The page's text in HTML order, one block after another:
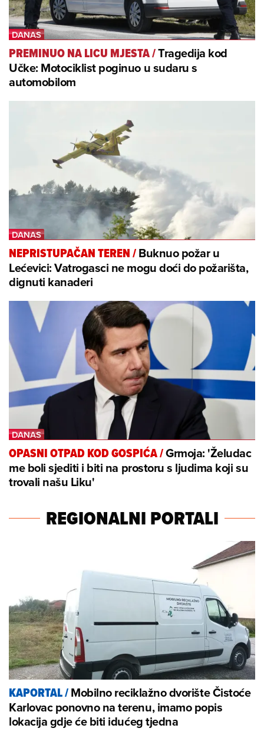
PREMINUO NA LICU MJESTA/Tragedija kod
Učke: Motociklist poginuo u sudaru s
automobilom
NEPRISTUPAČAN TEREN/Buknuo požar u
Lećevici: Vatrogasci ne mogu doći do požarišta,
dignuti kanaderi
OPASNI OTPAD KOD GOSPIĆA/Grmoja: 'Želudac
me boli sjediti i biti na prostoru s ljudima koji su
trovali našu Liku'
REGIONALNI PORTALI
KAPORTAL/Mobilno reciklažno dvorište Čistoće
Karlovac ponovno na terenu, imamo popis
lokacija gdje će biti idućeg tjedna